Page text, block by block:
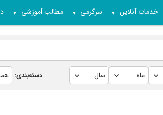
خدمات آنلاین ▼ سرگرمی ▼ مطالب آموزشی ▼
دسته‌بندی: